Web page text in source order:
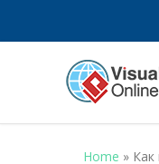
Home »